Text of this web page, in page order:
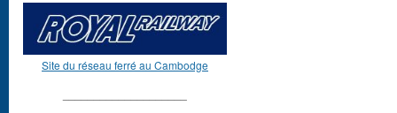
Site du réseau ferré au Cambodge